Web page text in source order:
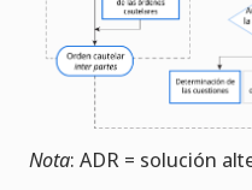
Nota: ADR = solución